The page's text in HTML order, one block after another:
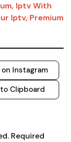
, Iptv With
Iptv, Premium
on Instagram
Clipboard
Required